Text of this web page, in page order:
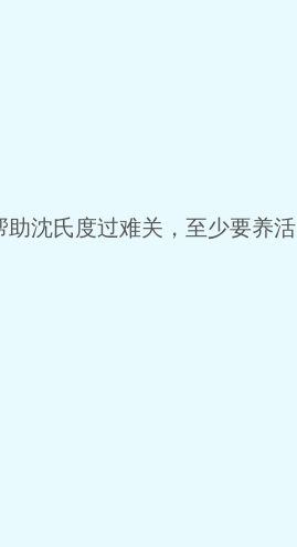
沈氏度过难关，至少要养活